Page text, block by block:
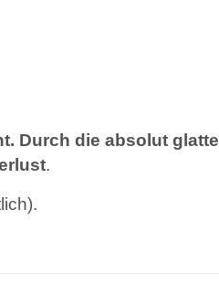
Durch die absolut glatte
.